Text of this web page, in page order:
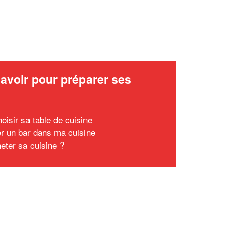
pour préparer ses
sa table de cuisine
un bar dans ma cuisine
sa cuisine ?